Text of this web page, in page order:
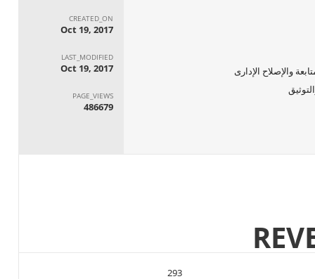
والإصلاح الإدارى
CREATED_ON
Oct 19, 2017
LAST_MODIFIED
Oct 19, 2017
PAGE_VIEWS
486679
293